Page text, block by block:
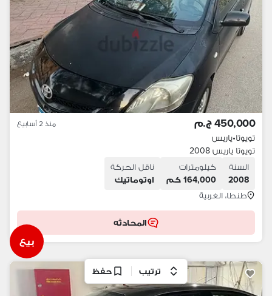
450,000 ج.م منذ 2 أسابيع
تويوتا•ياريس
تويوتا ياريس 2008
السنة
2008
كيلومترات
164,000 كم
ناقل الحركة
اوتوماتيك
طنطا، الغربية
المحادثه
بيع
ترتيب حفظ